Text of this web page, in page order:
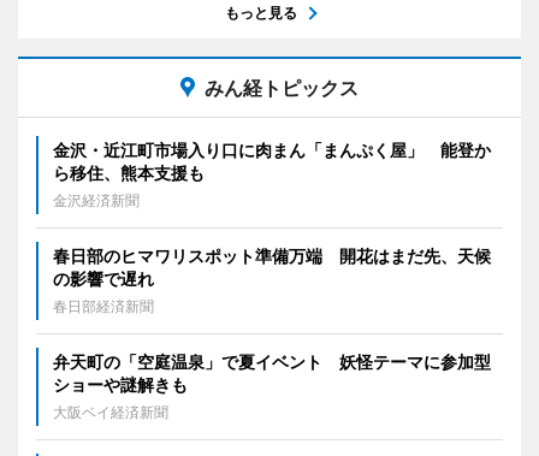
もっと見る
みん経トピックス
金沢・近江町市場入り口に肉まん「まんぷく屋」 能登か
ら移住、熊本支援も
金沢経済新聞
春日部のヒマワリスポット準備万端 開花はまだ先、天候
の影響で遅れ
春日部経済新聞
弁天町の「空庭温泉」で夏イベント 妖怪テーマに参加型
ショーや謎解きも
大阪ベイ経済新聞